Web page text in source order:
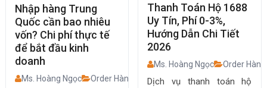
Nhập hàng Trung
Quốc cần bao nhiêu
vốn? Chi phí thực tế
để bắt đầu kinh
doanh
Ms. Hoàng Ngọc Order Hàng Trung Quốc
Thanh Toán Hộ 1688
Uy Tín, Phí 0-3%,
Hướng Dẫn Chi Tiết
2026
Ms. Hoàng Ngọc Order
Dịch vụ thanh toán hộ